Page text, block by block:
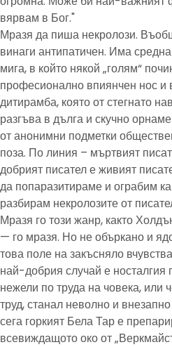
вярвам в Бог."
Мразя да пиша некролози.
винаги антипатичен. Има
мига, в който някой „голям“
професионално впиянчен нос и
дитирамба, която от стегнато
разгъва в дълга и скучно
от анонимни подметки
поза. По линия – мъртвият
добрият писател е живият
да попаразитираме и ограбим
разбирам некролозите от
Мразя го този жанр, както
— го мразя. Но не объркано и
това поле на закъсняло
най-добрия случай е носталгия
нежели по труда на човека, или
труд, станал неволно и
сега горкият Бела Тар е
всевиждащото око от